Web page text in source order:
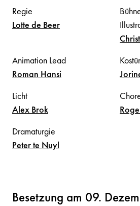
Regie
Lotte de Beer
Animation Lead
Roman Hansi
Licht
Alex Brok
Dramaturgie
Peterte Nuyl
Besetzung am 09.